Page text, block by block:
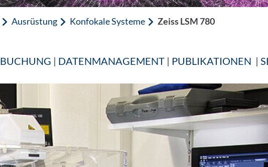
Ausrüstung Konfokale Systeme Zeiss LSM 780
BUCHUNG | DATENMANAGEMENT| PUBLIKATIONEN |